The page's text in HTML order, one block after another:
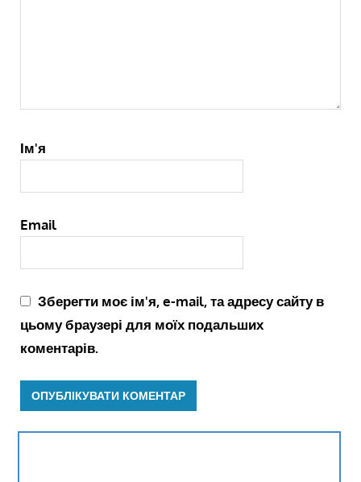
Ім'я
Email
Зберегти моє ім'я, e-mail, та адресу сайту в
цьому браузері для моїх подальших
коментарів.